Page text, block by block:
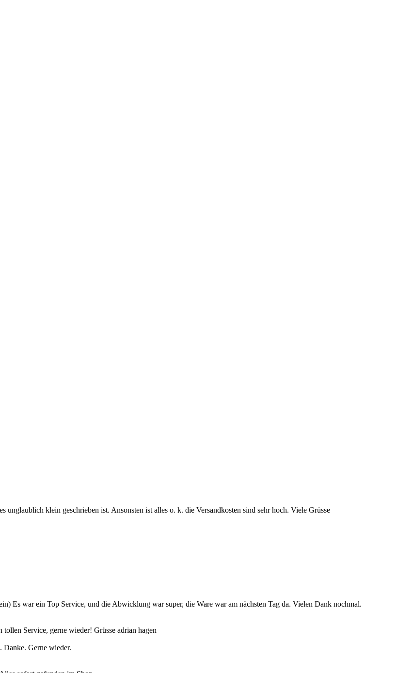
klein geschrieben ist. Ansonsten ist alles o. k. die Versandkosten sind sehr hoch. Viele Grüsse
Es war ein Top Service, und die Abwicklung war super, die Ware war am nächsten Tag da. Vielen Dank nochmal.
Service, gerne wieder! Grüsse adrian hagen
Danke. Gerne wieder.